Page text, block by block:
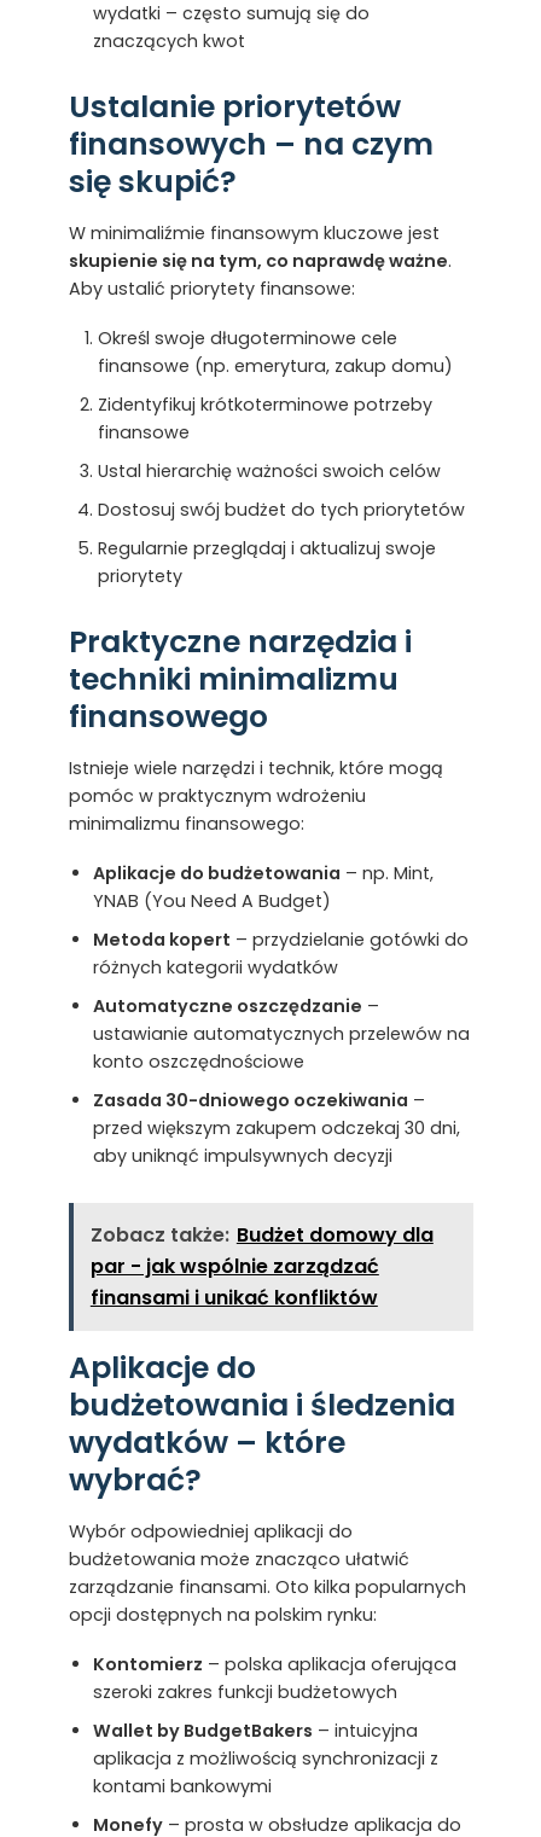
wydatki – często sumują się do
znaczących kwot
Ustalanie priorytetów
finansowych – na czym
się skupić?
W minimaliźmie finansowym kluczowe jest
skupienie się na tym, co naprawdę ważne.
Aby ustalić priorytety finansowe:
Określ swoje długoterminowe cele
finansowe (np. emerytura, zakup domu)
Zidentyfikuj krótkoterminowe potrzeby
finansowe
Ustal hierarchię ważności swoich celów
Dostosuj swój budżet do tych priorytetów
Regularnie przeglądaj i aktualizuj swoje
priorytety
Praktyczne narzędzia i
techniki minimalizmu
finansowego
Istnieje wiele narzędzi i technik, które mogą
pomóc w praktycznym wdrożeniu
minimalizmu finansowego:
Aplikacje do budżetowania – np. Mint,
YNAB (You Need A Budget)
Metoda kopert – przydzielanie gotówki do
różnych kategorii wydatków
Automatyczne oszczędzanie –
ustawianie automatycznych przelewów na
konto oszczędnościowe
Zasada 30-dniowego oczekiwania –
przed większym zakupem odczekaj 30 dni,
aby uniknąć impulsywnych decyzji
Zobacz także: Budżet domowy dla
par - jak wspólnie zarządzać
finansami i unikać konfliktów
Aplikacje do
budżetowania i śledzenia
wydatków – które
wybrać?
Wybór odpowiedniej aplikacji do
budżetowania może znacząco ułatwić
zarządzanie finansami. Oto kilka popularnych
opcji dostępnych na polskim rynku:
Kontomierz – polska aplikacja oferująca
szeroki zakres funkcji budżetowych
Wallet by BudgetBakers – intuicyjna
aplikacja z możliwością synchronizacji z
kontami bankowymi
Monefy– prosta w obsłudze aplikacja do